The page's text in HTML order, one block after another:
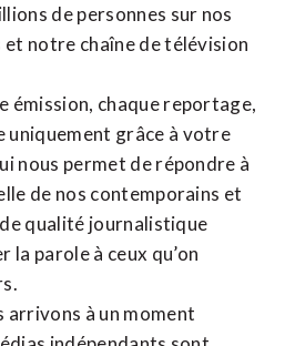
de personnes sur nos
et notre chaîne de télévision
émission, chaque reportage,
uniquement grâce à votre
nous permet de répondre à
de nos contemporains et
qualité journalistique
la parole à ceux qu’on
arrivons à un moment